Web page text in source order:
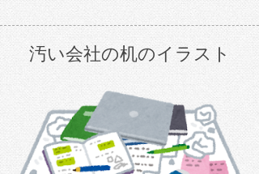
汚い会社の机のイラスト